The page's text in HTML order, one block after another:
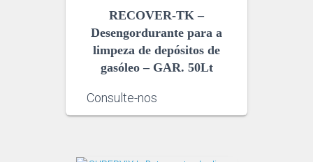
RECOVER-TK –
Desengordurante para a
limpeza de depósitos de
gasóleo – GAR. 50Lt
Consulte-nos